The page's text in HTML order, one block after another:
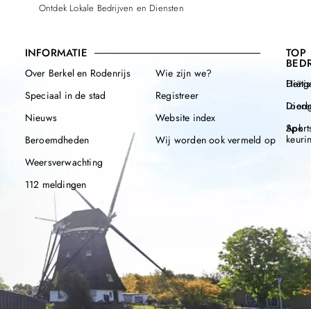
Ontdek Lokale Bedrijven en Diensten
INFORMATIE
Over Berkel en Rodenrijs
Speciaal in de stad
Nieuws
Beroemdheden
Weersverwachting
112 meldingen
Wie zijn we?
Registreer
Website index
Wij worden ook vermeld op
TOP
Apk